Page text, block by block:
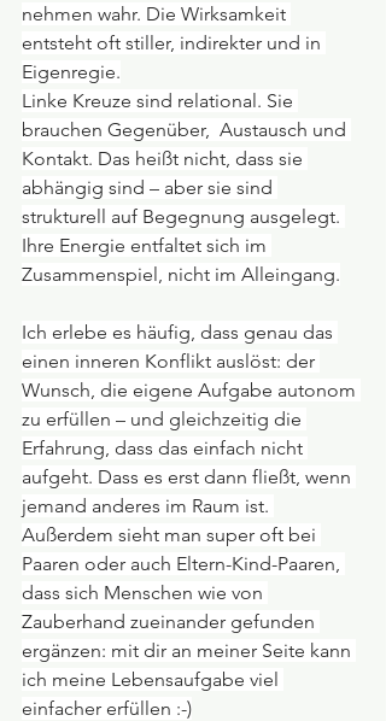
nehmen wahr. Die Wirksamkeit
entsteht oft stiller, indirekter und in
Eigenregie.
Linke Kreuze sind relational. Sie
brauchen Gegenüber,  Austausch und
Kontakt. Das heißt nicht, dass sie
abhängig sind – aber sie sind
strukturell auf Begegnung ausgelegt.
Ihre Energie entfaltet sich im
Zusammenspiel, nicht im Alleingang.
Ich erlebe es häufig, dass genau das
einen inneren Konflikt auslöst: der
Wunsch, die eigene Aufgabe autonom
zu erfüllen – und gleichzeitig die
Erfahrung, dass das einfach nicht
aufgeht. Dass es erst dann fließt, wenn
jemand anderes im Raum ist.
Außerdem sieht man super oft bei
Paaren oder auch Eltern-Kind-Paaren,
dass sich Menschen wie von
Zauberhand zueinander gefunden
ergänzen: mit dir an meiner Seite kann
ich meine Lebensaufgabe viel
einfacher erfüllen :-)